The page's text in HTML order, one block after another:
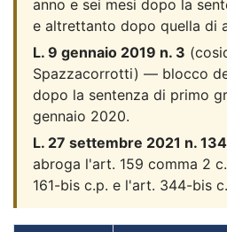
anno e sei mesi dopo la
e altrettanto dopo quella di
L. 9 gennaio 2019 n. 3
Spazzacorrotti) — blocco
dopo la sentenza di primo
gennaio 2020.
L. 27 settembre 2021 n. 134
abroga l'art. 159 comma 2
161-bis c.p. e l'art. 344-bis